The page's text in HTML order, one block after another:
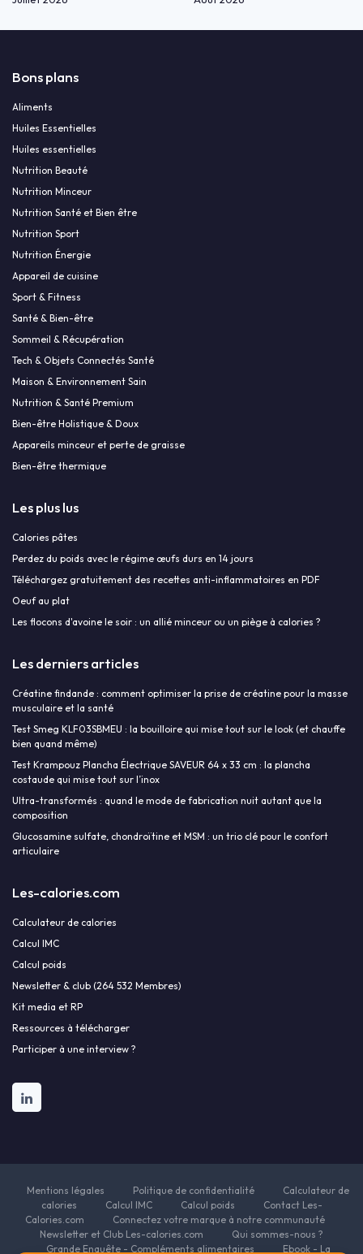
Bons plans
Aliments
Huiles Essentielles
Huiles essentielles
Nutrition Beauté
Nutrition Minceur
Nutrition Santé et Bien être
Nutrition Sport
Nutrition Énergie
Appareil de cuisine
Sport & Fitness
Santé & Bien-être
Sommeil & Récupération
Tech & Objets Connectés Santé
Maison & Environnement Sain
Nutrition & Santé Premium
Bien-être Holistique & Doux
Appareils minceur et perte de graisse
Bien-être thermique
Les plus lus
Calories pâtes
Perdez du poids avec le régime œufs durs en 14 jours
Téléchargez gratuitement des recettes anti-inflammatoires en PDF
Oeuf au plat
Les flocons d'avoine le soir : un allié minceur ou un piège à calories ?
Les derniers articles
Créatine findande : comment optimiser la prise de créatine pour la masse
musculaire et la santé
Test Smeg KLF03SBMEU : la bouilloire qui mise tout sur le look (et chauffe
bien quand même)
Test Krampouz Plancha Électrique SAVEUR 64 x 33 cm : la plancha
costaude qui mise tout sur l’inox
Ultra-transformés : quand le mode de fabrication nuit autant que la
composition
Glucosamine sulfate, chondroïtine et MSM : un trio clé pour le confort
articulaire
Les-calories.com
Calculateur de calories
Calcul IMC
Calcul poids
Newsletter & club (264 532 Membres)
Kit media et RP
Ressources à télécharger
Participer à une interview ?
Mentions légales Politique de confidentialité
Calculateur de
calories
Calcul IMC Calcul poids
Contact Les-
Calories.com
Connectez votre marque à notre communauté
Newsletter et Club Les-calories.com
Qui sommes-nous ?
Grande Enquête - Compléments alimentaires
Ebook - La